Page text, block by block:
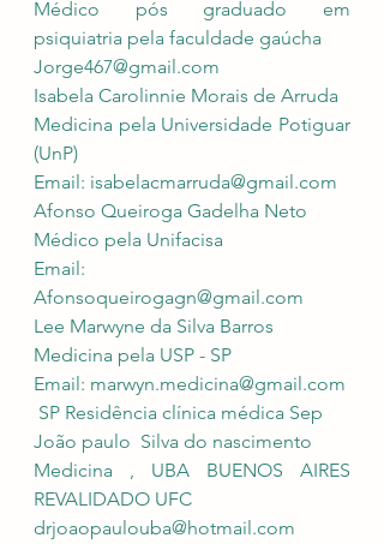
Médico pós graduado em
psiquiatria pela faculdade gaúcha
Jorge467@gmail.com
Isabela Carolinnie Morais de Arruda
Medicina pela Universidade Potiguar
(UnP)
Email: isabelacmarruda@gmail.com
Afonso Queiroga Gadelha Neto
Médico pela Unifacisa
Afonsoqueirogagn@gmail.com
Lee Marwyne da Silva Barros
Medicina pela USP - SP
Email: marwyn.medicina@gmail.com
SP Residência clínica médica Sep
João paulo  Silva do nascimento
Medicina , UBA BUENOS AIRES
REVALIDADO UFC
drjoaopaulouba@hotmail.com